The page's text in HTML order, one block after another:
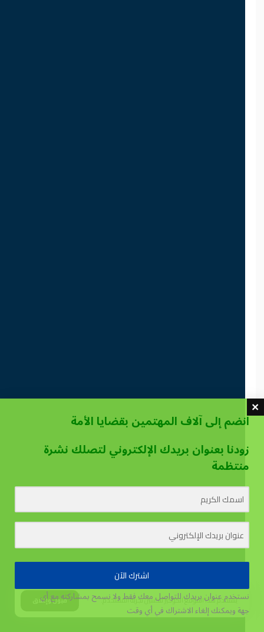
يستخدم هذا الموقع الكوكيز لتحسين تجربة المستخدم. قبول وإغلاق
انضم إلى آلاف المهتمين بقضايا الأمة
زودنا بعنوان بريدك الإلكتروني لتصلك نشرة
منتظمة
اشترك الآن
نستخدم عنوان بريدك للتواصل معك فقط ولا نسمح بمشاركته مع أي
جهةويمكنك إلغاء الاشتراك في أي وقت